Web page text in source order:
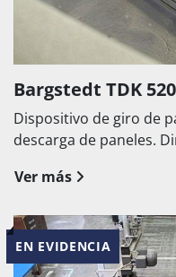
Bargstedt TDK
Dispositivo de giro de
descarga de paneles.
Ver más
EN EVIDENCIA